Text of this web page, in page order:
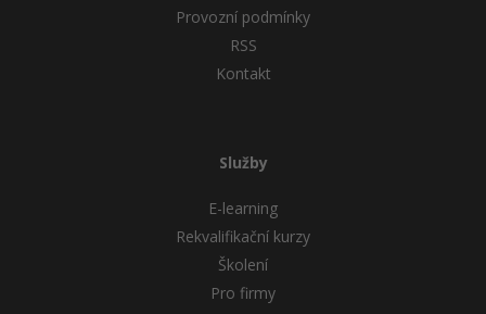
Provozní podmínky
RSS
Kontakt
Služby
E-learning
Rekvalifikační kurzy
Školení
Pro firmy